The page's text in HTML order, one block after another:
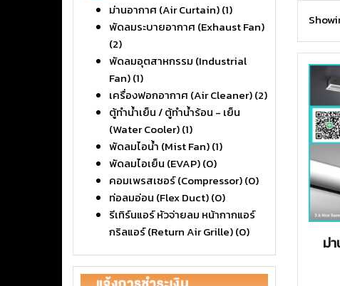
ม่
ม่านอากาศ (Air Curtain)(1)
พัดลมระบายอากาศ (Exhaust Fan)
(2)
พัดลมอุตสาหกรรม (Industrial
Fan)(1)
เครื่องฟอกอากาศ (Air Cleaner)(2)
ตู้ทำน้ำเย็น / ตู้ทำน้ำร้อน - เย็น
(Water Cooler)(1)
พัดลมไอน้ำ (Mist Fan)(1)
พัดลมไอเย็น (EVAP)(0)
คอมเพรสเซอร์ (Compressor)(0)
ท่อลมอ่อน (Flex Duct)(0)
รีเทิร์นแอร์ หัวจ่ายลม หน้ากากแอร์
กริลแอร์ (Return Air Grille)(0)